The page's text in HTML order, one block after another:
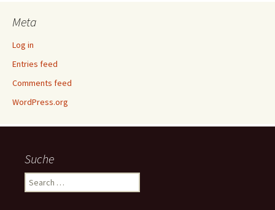
Meta
Log in
Entries feed
Comments feed
WordPress.org
Suche
Search
for: